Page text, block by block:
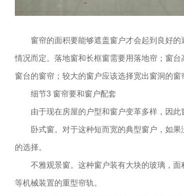
窗帘的面积要能够遮盖窗户才会起到良好
情况而定。落地窗和长框窗需要用落地帘；窗
窗台的窗帘；较大的窗户应该选择宽出窗洞的窗
细节3 窗帘要和窗户配套
由于现在房屋的户型和窗户变革多样，因此
卧式窗。对于这种短而宽的典型窗户，如
的选择。
不雅观景窗。这种窗户装有大块的玻璃，
等机械装置的重型帘轨。